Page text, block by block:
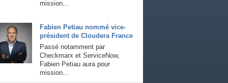
mission...
Fabien Petiau nommé vice-
président de Cloudera France
Passé notamment par
Checkmarx et ServiceNow,
Fabien Petiau aura pour
mission...